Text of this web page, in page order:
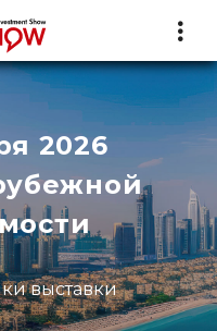
2026
выставки